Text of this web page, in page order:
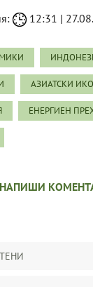
12:31 |
АЗИАТСКИ
ЕНЕРГИЕН
НАПИШИ